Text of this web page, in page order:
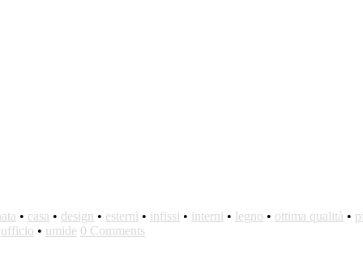
• casa • design • esterni • infissi • interni • legno • ottima qualità •
ufficio • umide 0 Comments